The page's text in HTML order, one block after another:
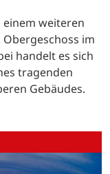
einem weiteren
Obergeschoss im
handelt es sich
tragenden
Gebäudes.